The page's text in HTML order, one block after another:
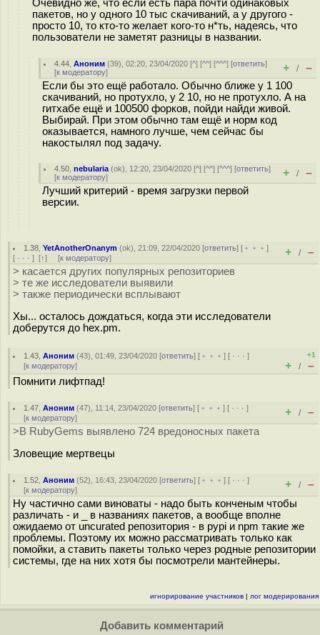
Очевидно же, что если есть пара почти одинаковых
пакетов, но у одного 10 тыс скачиваний, а у другого -
просто 10, то кто-то желает кого-то н*ть, надеясь, что
пользователи не заметят разницы в названии.
4.44 ,Аноним (39), 02:20, 23/04/2020 [^] [^^] [^^^] [ответить]
[к модератору] + / –
Если бы это ещё работало. Обычно ближе у 1 100
скачиваний, но протухло, у 2 10, но не протухло. А на
гитхабе ещё и 100500 форков, пойди найди живой.
Выбирай. При этом обычно там ещё и норм код
оказывается, намного лучше, чем сейчас бы
накостылял под задачу.
4.50 ,nebularia (ok), 12:20, 23/04/2020 [^] [^^] [^^^] [ответить]
[к модератору] + / –
Лучший критерий - время загрузки первой
версии.
1.38 ,YetAnotherOnanym (ok), 21:09, 22/04/2020 [ответить] [ ﹢﹢﹢]
[ · · · ] [↑] [к модератору] + / –
> касается других популярных репозиториев
> те же исследователи выявили
> также периодически всплывают
Хы... осталось дождаться, когда эти исследователи
доберутся до hex.pm.
1.43 ,Аноним (43), 01:49, 23/04/2020 [ответить] [ ﹢﹢﹢] [ · · ·]
[к модератору]
+1
+ / –
Помнити лифтпад!
1.47 ,Аноним (47), 11:14, 23/04/2020 [ответить] [ ﹢﹢﹢] [ · · ·]
[к модератору] + / –
>В RubyGems выявлено 724 вредоносных пакета
Зловещие мертвецы
1.52 ,Аноним (52), 16:43, 23/04/2020 [ответить] [ ﹢﹢﹢] [ · · ·]
[к модератору] + / –
Ну частично сами виноваты - надо быть конченым чтобы
различать - и _ в названиях пакетов, а вообще вполне
ожидаемо от uncurated репозитория - в pypi и npm такие же
проблемы. Поэтому их можно рассматривать только как
помойки, а ставить пакеты только через родные репозитории
системы, где на них хотя бы посмотрели мантейнеры.
игнорирование участников | лог модерирования
Добавить комментарий